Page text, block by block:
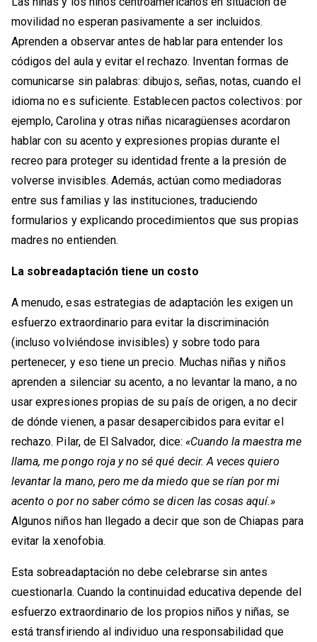
movilidad no esperan pasivamente a ser incluidos.
Aprenden a observar antes de hablar para entender los
códigos del aula y evitar el rechazo. Inventan formas de
comunicarse sin palabras: dibujos, señas, notas, cuando el
idioma no es suficiente. Establecen pactos colectivos: por
ejemplo, Carolina y otras niñas nicaragüenses acordaron
hablar con su acento y expresiones propias durante el
recreo para proteger su identidad frente a la presión de
volverse invisibles. Además, actúan como mediadoras
entre sus familias y las instituciones, traduciendo
formularios y explicando procedimientos que sus propias
madres no entienden.
La sobreadaptación tiene un costo
A menudo, esas estrategias de adaptación les exigen un
esfuerzo extraordinario para evitar la discriminación
(incluso volviéndose invisibles) y sobre todo para
pertenecer, y eso tiene un precio. Muchas niñas y niños
aprenden a silenciar su acento, a no levantar la mano, a no
usar expresiones propias de su país de origen, a no decir
de dónde vienen, a pasar desapercibidos para evitar el
rechazo. Pilar, de El Salvador, dice: «Cuando la maestra me
llama, me pongo roja y no sé qué decir. A veces quiero
levantar la mano, pero me da miedo que se rían por mi
acento o por no saber cómo se dicen las cosas aquí.»
Algunos niños han llegado a decir que son de Chiapas para
evitar la xenofobia.
Esta sobreadaptación no debe celebrarse sin antes
cuestionarla. Cuando la continuidad educativa depende del
esfuerzo extraordinario de los propios niños y niñas, se
está transfiriendo al individuo una responsabilidad que